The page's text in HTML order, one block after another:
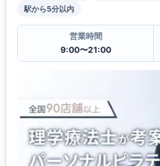
駅から5分以内
営業時間
9:00〜21:00